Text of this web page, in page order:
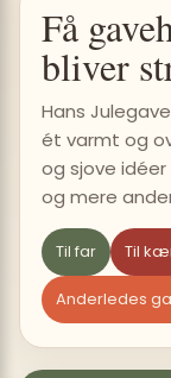
Få
bliver
Hans
ét varmt og
og sjove
og mere
Til far Til
Anderledes